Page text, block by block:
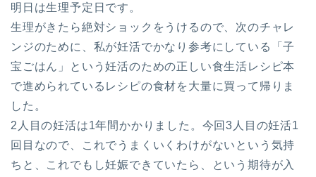
明日は生理予定日です。
生理がきたら絶対ショックをうけるので、次のチャレ
ンジのために、私が妊活でかなり参考にしている「子
宝ごはん」という妊活のための正しい食生活レシピ本
で進められているレシピの食材を大量に買って帰りま
した。
2人目の妊活は1年間かかりました。今回3人目の妊活1
回目なので、これでうまくいくわけがないという気持
ちと、これでもし妊娠できていたら、という期待が入